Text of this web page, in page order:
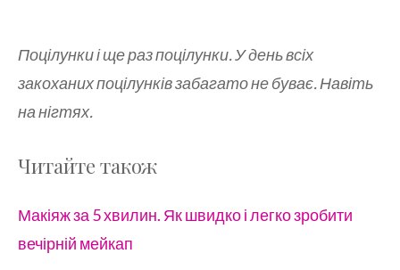
Поцілунки і ще раз поцілунки. У день всіх
закоханих поцілунків забагато не буває. Навіть
на нігтях.
Читайте також
Макіяж за 5 хвилин. Як швидко і легко зробити
вечірній мейкап